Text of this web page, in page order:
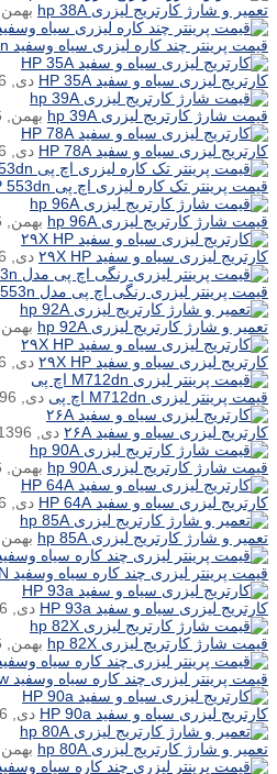
تعمیر و شارژ کارتریج لیزری hp 38A
بهمن, 1396
قیمت پرینتر چند کاره لیزری سیاه وسفید M130fn
کارتریج لیزری سیاه و سفید HP 35A
دی, 1396
قیمت شارژ کارتریج لیزری hp 39A
بهمن, 1396
کارتریج لیزری سیاه و سفید HP 78A
دی, 1396
قیمت پرینتر تک کاره لیزری اچ پی HP 553dn
قیمت شارژ کارتریج لیزری hp 96A
بهمن, 1396
کارتریج لیزری سیاه و سفید ۲۹X HP
دی, 1396
قیمت پرینتر لیزری رنگی اچ پی مدل M553n
تعمیر و شارژ کارتریج لیزری hp 92A
بهمن, 1396
کارتریج لیزری سیاه و سفید ۲۹X HP
دی, 1396
قیمت پرینتر لیزری M712dn اچ پی
دی, 1396
کارتریج لیزری سیاه و سفید ۲۶A
دی, 1396
قیمت شارژ کارتریج لیزری hp 90A
بهمن, 1396
کارتریج لیزری سیاه و سفید HP 64A
دی, 1396
تعمیر و شارژ کارتریج لیزری hp 85A
بهمن, 1396
قیمت پرینتر لیزری چند کاره سیاه وسفید canon MF216N
کارتریج لیزری سیاه و سفید HP 93a
دی, 1396
قیمت شارژ کارتریج لیزری hp 82X
بهمن, 1396
قیمت پرینتر لیزری چند کاره سیاه وسفید canon MF217w
کارتریج لیزری سیاه و سفید HP 90a
دی, 1396
تعمیر و شارژ کارتریج لیزری hp 80A
بهمن, 1396